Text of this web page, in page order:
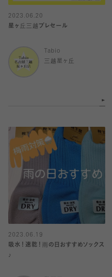
2023.06.20
星ヶ丘三越プレセール
Tabio
三越星ヶ丘
2023.06.19
吸水！速乾！雨の日おすすめソックス
♪